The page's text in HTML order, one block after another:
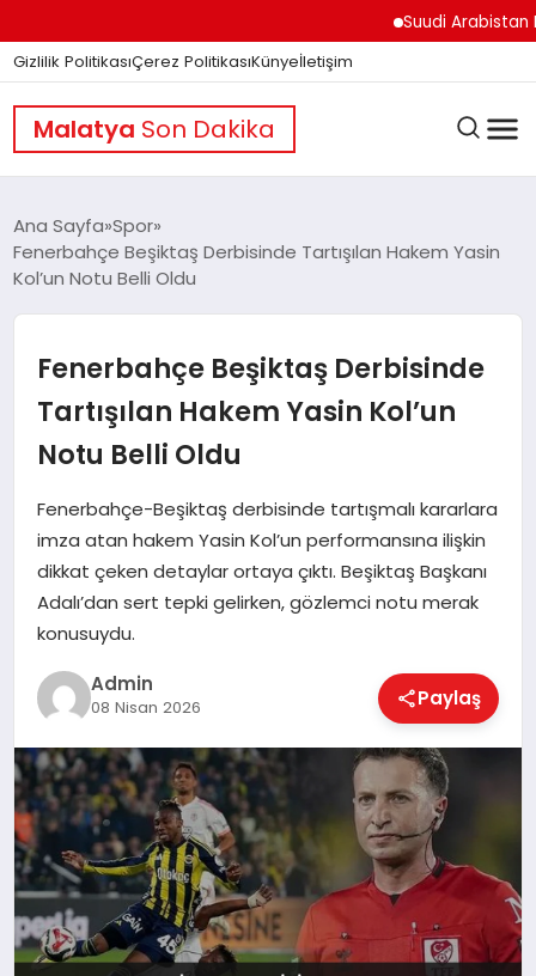
Suudi Arabistan
Gizlilik PolitikasıÇerez PolitikasıKünyeİletişim
Malatya Son Dakika
GÜNDEM
DÜNYA
EĞITIM
EKONOMI
MAGAZIN
SPOR
TEKNOLOJI
Ana Sayfa Spor
Fenerbahçe Beşiktaş Derbisinde Tartışılan Hakem Yasin
Kol’un Notu Belli Oldu
Fenerbahçe Beşiktaş Derbisinde
Tartışılan Hakem Yasin Kol’un
Notu Belli Oldu
Fenerbahçe-Beşiktaş derbisinde tartışmalı kararlara
imza atan hakem Yasin Kol’un performansına ilişkin
dikkat çeken detaylar ortaya çıktı. Beşiktaş Başkanı
Adalı’dan sert tepki gelirken, gözlemci notu merak
konusuydu.
Admin
08 Nisan 2026 Paylaş